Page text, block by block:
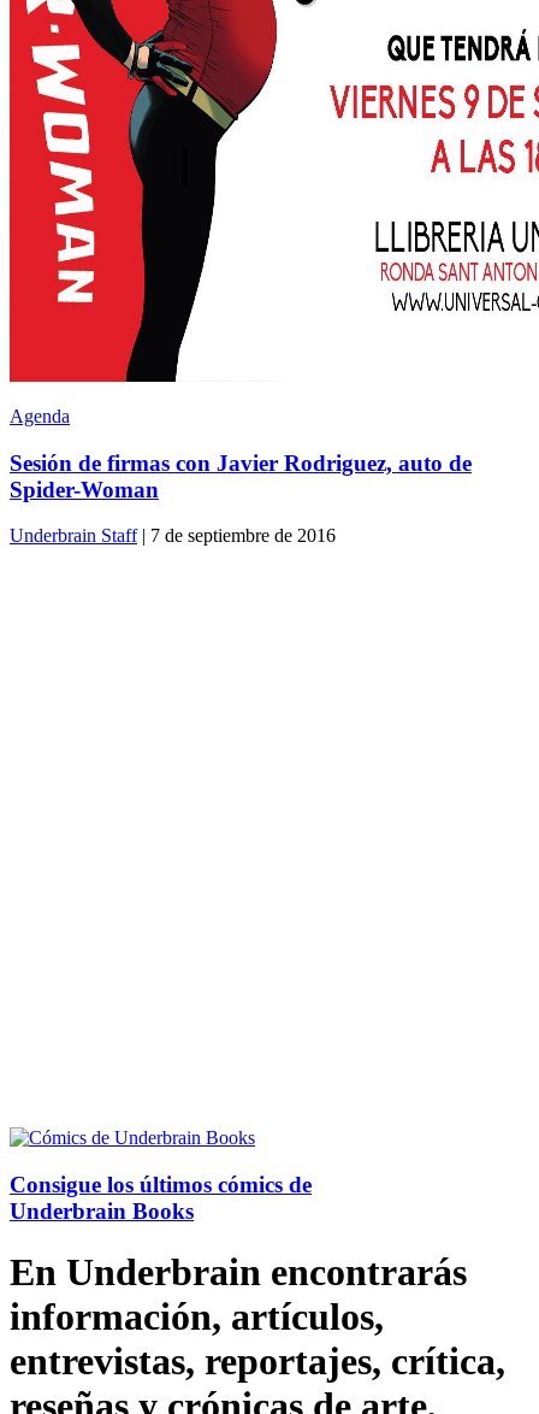
Agenda
Sesión de firmas con Javier Rodriguez, auto de
Spider-Woman
Underbrain Staff| 7 de septiembre de 2016
Consigue los últimos cómics de
Underbrain Books
En Underbrain encontrarás
información, artículos,
entrevistas, reportajes, crítica,